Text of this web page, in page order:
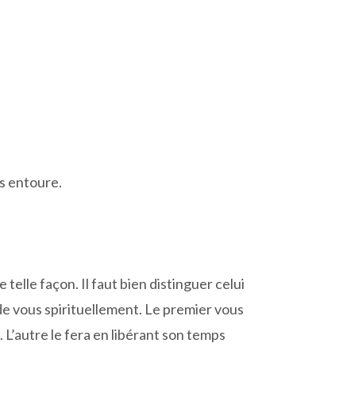
entoure.
telle façon. Il faut bien distinguer celui
vous spirituellement. Le premier vous
le fera en libérant son temps